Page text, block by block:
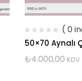
( 0
50×70 Aynalı
₺4.000,00 KDV